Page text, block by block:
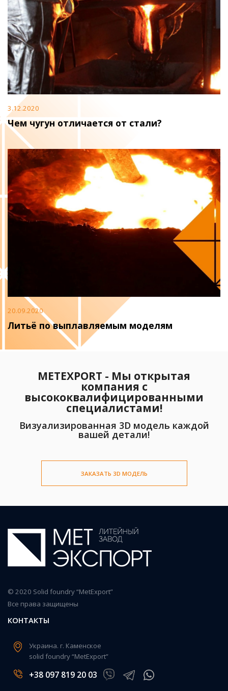
3.12.2020
Чем чугун отличается от стали?
20.09.2020
Литьё по выплавляемым моделям
METEXPORT - Мы открытая
компания с
высококвалифицированными
специалистами!
Визуализированная 3D модель каждой
вашей детали!
ЗАКАЗАТЬ 3D МОДЕЛЬ
© 2020 Solid foundry “MetExport”
Все права защищены
КОНТАКТЫ
Украина. г. Каменское
solid foundry “MetExport”
+38 097 819 20 03